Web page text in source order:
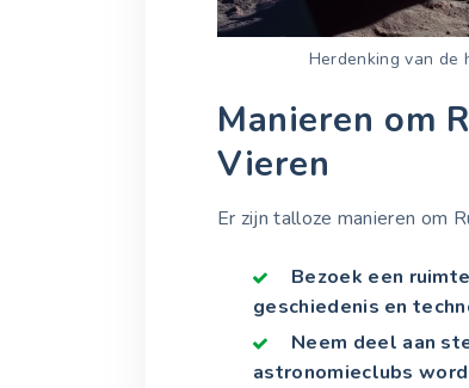
Herdenking van de
Manieren om
Vieren
Er zijn talloze manieren om
Bezoek een
geschiedenis en
Neem deel aan
astronomieclubs